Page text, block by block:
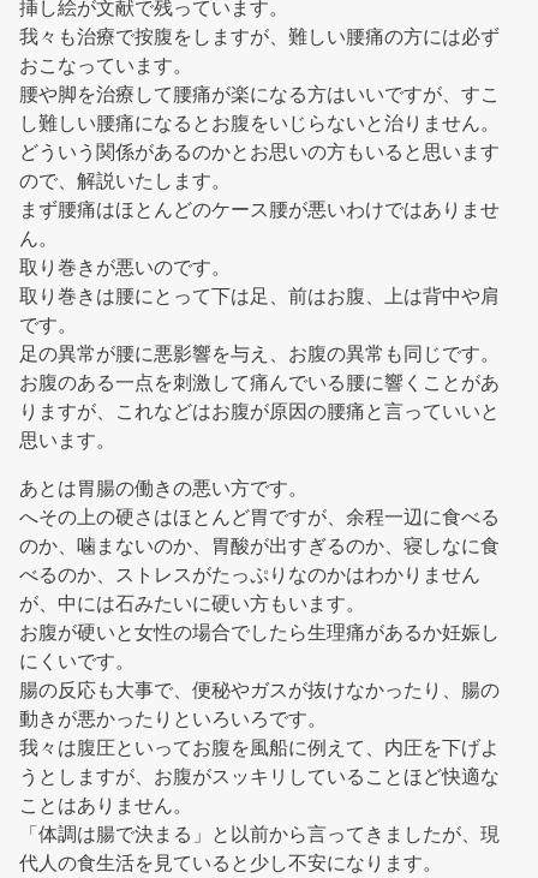
挿し絵が文献で残っています。
我々も治療で按腹をしますが、難しい腰痛の方には必ず
おこなっています。
腰や脚を治療して腰痛が楽になる方はいいですが、すこ
し難しい腰痛になるとお腹をいじらないと治りません。
どういう関係があるのかとお思いの方もいると思います
ので、解説いたします。
まず腰痛はほとんどのケース腰が悪いわけではありませ
ん。
取り巻きが悪いのです。
取り巻きは腰にとって下は足、前はお腹、上は背中や肩
です。
足の異常が腰に悪影響を与え、お腹の異常も同じです。
お腹のある一点を刺激して痛んでいる腰に響くことがあ
りますが、これなどはお腹が原因の腰痛と言っていいと
思います。
あとは胃腸の働きの悪い方です。
へその上の硬さはほとんど胃ですが、余程一辺に食べる
のか、噛まないのか、胃酸が出すぎるのか、寝しなに食
べるのか、ストレスがたっぷりなのかはわかりません
が、中には石みたいに硬い方もいます。
お腹が硬いと女性の場合でしたら生理痛があるか妊娠し
にくいです。
腸の反応も大事で、便秘やガスが抜けなかったり、腸の
動きが悪かったりといろいろです。
我々は腹圧といってお腹を風船に例えて、内圧を下げよ
うとしますが、お腹がスッキリしていることほど快適な
ことはありません。
「体調は腸で決まる」と以前から言ってきましたが、現
代人の食生活を見ていると少し不安になります。